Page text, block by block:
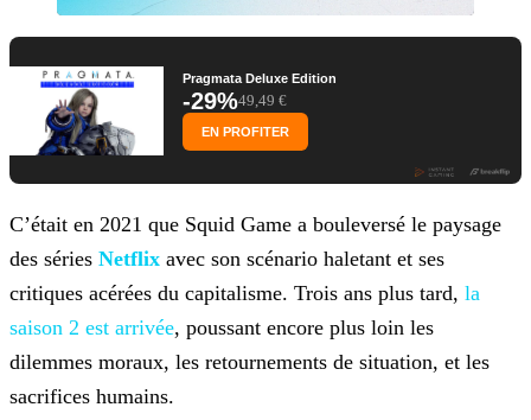
Pragmata Deluxe Edition
-29%49,49 €
EN PROFITER
C’était en 2021 que Squid Game a bouleversé le paysage
des séries Netflix avec son scénario haletant et ses
critiques acérées du capitalisme. Trois ans plus tard, la
saison 2 est arrivée, poussant encore plus loin les
dilemmes moraux, les retournements de situation, et les
sacrifices humains.